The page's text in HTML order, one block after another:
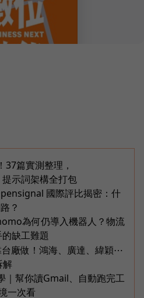
篇實測整理，
示詞架構全打包
國際評比揭密：什
？
為何仍導入機器人？物流
缺工難題
廠做！鴻海、廣達、緯穎⋯
解
｜幫你讀Gmail、自動跑完工
一次看